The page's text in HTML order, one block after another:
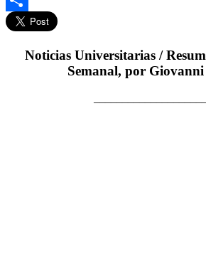
Compartir
Noticias Universitarias /
Semanal, por